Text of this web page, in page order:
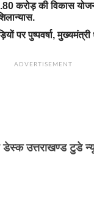
करोड़ की विकास
पर पुष्पवर्षा,
ADVERTISEMENT
उत्तराखण्ड टुडे